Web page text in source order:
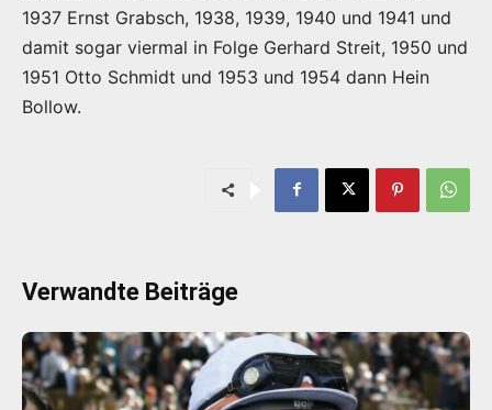
1937 Ernst Grabsch, 1938, 1939, 1940 und 1941 und
damit sogar viermal in Folge Gerhard Streit, 1950 und
1951 Otto Schmidt und 1953 und 1954 dann Hein
Bollow.
Verwandte Beiträge